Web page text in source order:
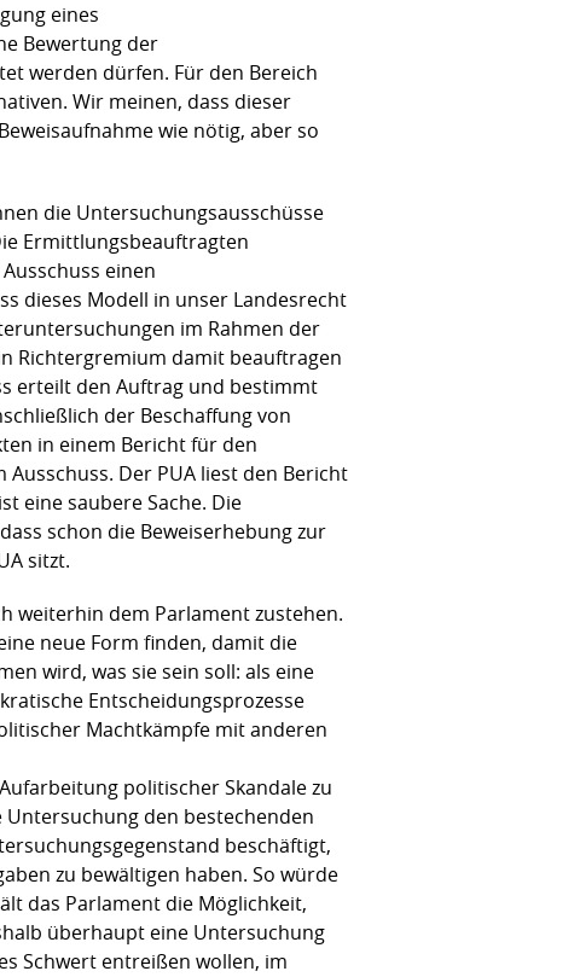
eines
Bewertung der
werden dürfen. Für den Bereich
Wir meinen, dass dieser
wie nötig, aber so
die Untersuchungsausschüsse
Ermittlungsbeauftragten
einen
dieses Modell in unser Landesrecht
im Rahmen der
Richtergremium damit beauftragen
erteilt den Auftrag und bestimmt
der Beschaffung von
in einem Bericht für den
Der PUA liest den Bericht
eine saubere Sache. Die
schon die Beweiserhebung zur
sitzt.
weiterhin dem Parlament zustehen.
neue Form finden, damit die
wird, was sie sein soll: als eine
Entscheidungsprozesse
Machtkämpfe mit anderen
politischer Skandale zu
den bestechenden
beschäftigt,
zu bewältigen haben. So würde
das Parlament die Möglichkeit,
überhaupt eine Untersuchung
Schwert entreißen wollen, im